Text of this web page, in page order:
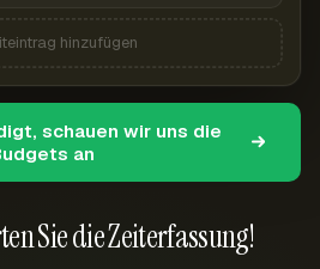
Sie die Zeiterfassung!
hinzufügen
schauen wir uns die
an